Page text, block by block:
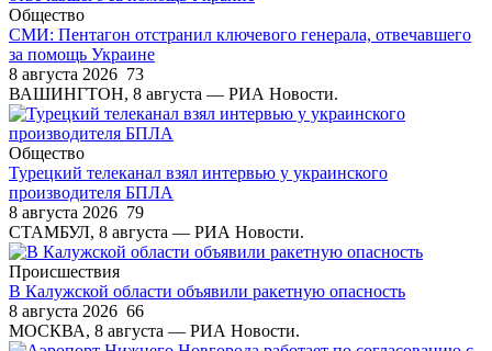
Общество
СМИ: Пентагон отстранил ключевого генерала, отвечавшего
за помощь Украине
8 августа 2026 73
ВАШИНГТОН, 8 августа — РИА Новости.
Общество
Турецкий телеканал взял интервью у украинского
производителя БПЛА
8 августа 2026 79
СТАМБУЛ, 8 августа — РИА Новости.
Происшествия
В Калужской области объявили ракетную опасность
8 августа 2026 66
МОСКВА, 8 августа — РИА Новости.